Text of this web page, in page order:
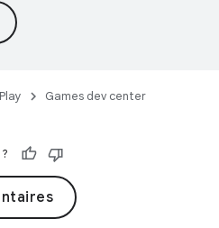
Games dev center